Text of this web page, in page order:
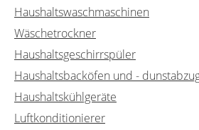
Haushaltswaschmaschinen
Wäschetrockner
Haushaltsgeschirrspüler
Haushaltsbacköfen und -
Haushaltskühlgeräte
Luftkonditionierer